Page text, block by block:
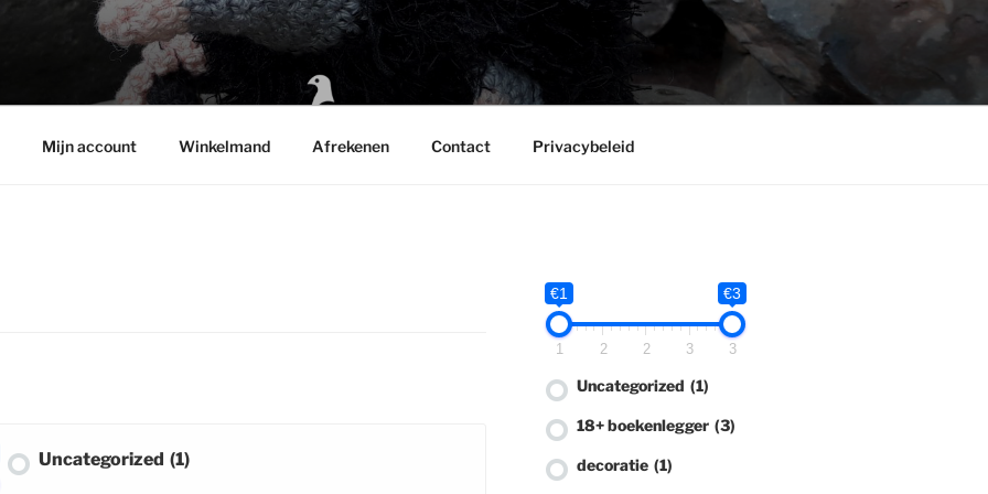
Mijn account Winkelmand Afrekenen Contact Privacybeleid
Uncategorized (1)
€1 €3
1 2 2 3 3
Uncategorized (1)
18+ boekenlegger (3)
decoratie (1)